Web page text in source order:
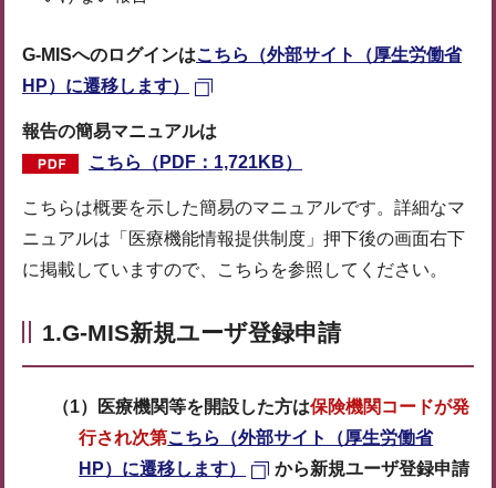
G-MISへのログインはこちら（外部サイト（厚生労働省
HP）に遷移します）
報告の簡易マニュアルは
こちら（PDF：1,721KB）
こちらは概要を示した簡易のマニュアルです。詳細なマ
ニュアルは「医療機能情報提供制度」押下後の画面右下
に掲載していますので、こちらを参照してください。
1.G-MIS新規ユーザ登録申請
（1）医療機関等を開設した方は保険機関コードが発
行され次第こちら（外部サイト（厚生労働省
HP）に遷移します）
から新規ユーザ登録申請